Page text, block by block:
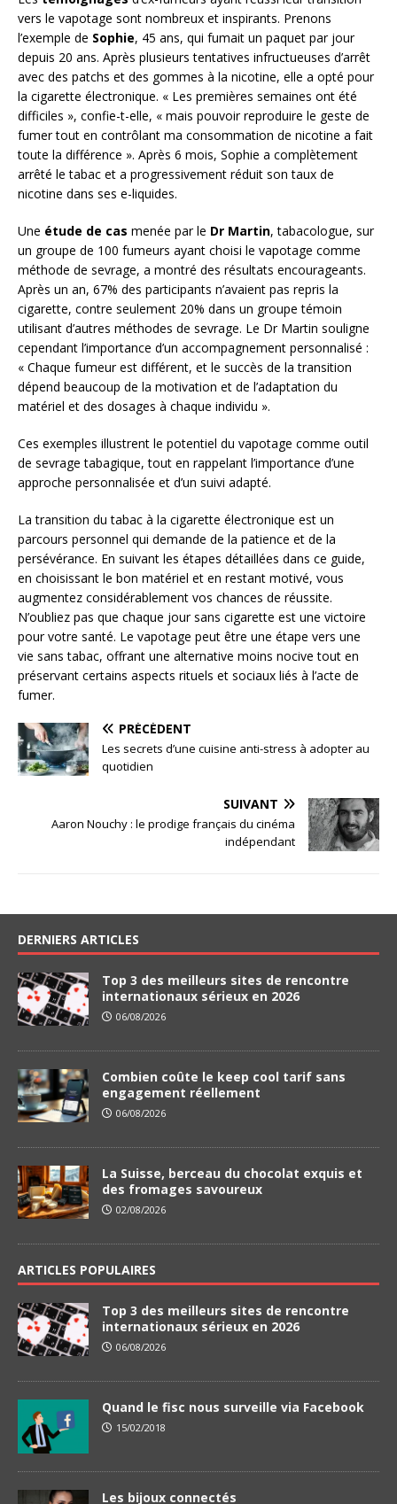
vers le vapotage sont nombreux et inspirants. Prenons
l’exemple de Sophie, 45 ans, qui fumait un paquet par jour
depuis 20 ans. Après plusieurs tentatives infructueuses d’arrêt
avec des patchs et des gommes à la nicotine, elle a opté pour
la cigarette électronique. « Les premières semaines ont été
difficiles », confie-t-elle, « mais pouvoir reproduire le geste de
fumer tout en contrôlant ma consommation de nicotine a fait
toute la différence ». Après 6 mois, Sophie a complètement
arrêté le tabac et a progressivement réduit son taux de
nicotine dans ses e-liquides.
Une étude de cas menée par le Dr Martin, tabacologue, sur
un groupe de 100 fumeurs ayant choisi le vapotage comme
méthode de sevrage, a montré des résultats encourageants.
Après un an, 67% des participants n’avaient pas repris la
cigarette, contre seulement 20% dans un groupe témoin
utilisant d’autres méthodes de sevrage. Le Dr Martin souligne
cependant l’importance d’un accompagnement personnalisé :
« Chaque fumeur est différent, et le succès de la transition
dépend beaucoup de la motivation et de l’adaptation du
matériel et des dosages à chaque individu ».
Ces exemples illustrent le potentiel du vapotage comme outil
de sevrage tabagique, tout en rappelant l’importance d’une
approche personnalisée et d’un suivi adapté.
La transition du tabac à la cigarette électronique est un
parcours personnel qui demande de la patience et de la
persévérance. En suivant les étapes détaillées dans ce guide,
en choisissant le bon matériel et en restant motivé, vous
augmentez considérablement vos chances de réussite.
N’oubliez pas que chaque jour sans cigarette est une victoire
pour votre santé. Le vapotage peut être une étape vers une
vie sans tabac, offrant une alternative moins nocive tout en
préservant certains aspects rituels et sociaux liés à l’acte de
fumer.
PRÉCÉDENT
Les secrets d’une cuisine anti-stress à adopter au
quotidien
SUIVANT
Aaron Nouchy : le prodige français du cinéma
indépendant
DERNIERS ARTICLES
Top 3 des meilleurs sites de rencontre
internationaux sérieux en 2026
06/08/2026
Combien coûte le keep cool tarif sans
engagement réellement
06/08/2026
La Suisse, berceau du chocolat exquis et
des fromages savoureux
02/08/2026
ARTICLES POPULAIRES
Top 3 des meilleurs sites de rencontre
internationaux sérieux en 2026
06/08/2026
Quand le fisc nous surveille via Facebook
15/02/2018
Les bijoux connectés